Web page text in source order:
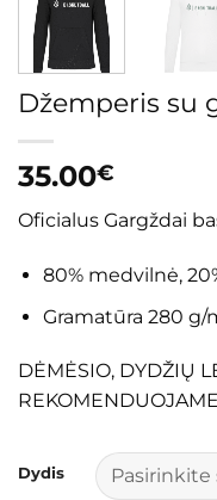
Džemperis su
35.00€
Oficialus Gargždai
80% medvilnė,
Gramatūra 280 g/
DĖMĖSIO, DYDŽIŲ
Dydis